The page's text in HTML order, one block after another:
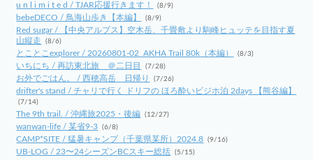
u n l i m i t e d / TJAR応援行きます！
(8/9)
bebeDECO / 鳥海山歩き【本編】 (8/9)
Red sugar / 【中央アルプス】空木岳、千畳敷より駒峰ヒュッテを目指す夏
山縦走
(8/6)
とことこexplorer / 20260801-02_AKHA Trail 80k（本編） (8/3)
いちにち / 再訪東北旅 ＠二日目 (7/28)
お外でごはん。 / 西穂高岳 日帰り (7/26)
drifter's stand / チャリで行く ドリフの ほろ酔いビジホ泊 2days 【熊谷編】
(7/14)
The 9th trail. / 沖縄旅2025・後編 (12/27)
wanwan-life / 某省9-3 (6/8)
CAMP*SITE / 猛暑キャンプ（千葉県某所）2024.8 (9/16)
UB-LOG / 23〜24シーズンBCスキー総括 (5/15)